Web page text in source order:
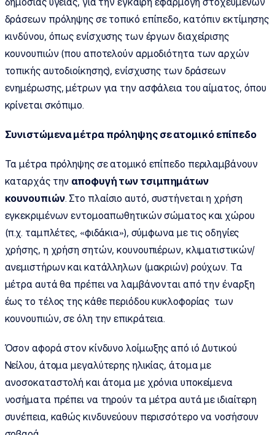
δημόσιας υγείας, για την έγκαιρη εφαρμογή στοχευμένων
δράσεων πρόληψης σε τοπικό επίπεδο, κατόπιν εκτίμησης
κινδύνου, όπως ενίσχυσης των έργων διαχείρισης
κουνουπιών (που αποτελούν αρμοδιότητα των αρχών
τοπικής αυτοδιοίκησης), ενίσχυσης των δράσεων
ενημέρωσης, μέτρων για την ασφάλεια του αίματος, όπου
κρίνεται σκόπιμο.
Συνιστώμενα μέτρα πρόληψης σε ατομικό επίπεδο
Τα μέτρα πρόληψης σε ατομικό επίπεδο περιλαμβάνουν
καταρχάς την αποφυγή των τσιμπημάτων
κουνουπιών. Στο πλαίσιο αυτό, συστήνεται η χρήση
εγκεκριμένων εντομοαπωθητικών σώματος και χώρου
(π.χ. ταμπλέτες, «φιδάκια»), σύμφωνα με τις οδηγίες
χρήσης, η χρήση σητών, κουνουπιέρων, κλιματιστικών/
ανεμιστήρων και κατάλληλων (μακριών) ρούχων. Τα
μέτρα αυτά θα πρέπει να λαμβάνονται από την έναρξη
έως το τέλος της κάθε περιόδου κυκλοφορίας των
κουνουπιών, σε όλη την επικράτεια.
Όσον αφορά στον κίνδυνο λοίμωξης από ιό Δυτικού
Νείλου, άτομα μεγαλύτερης ηλικίας, άτομα με
ανοσοκαταστολή και άτομα με χρόνια υποκείμενα
νοσήματα πρέπει να τηρούν τα μέτρα αυτά με ιδιαίτερη
συνέπεια, καθώς κινδυνεύουν περισσότερο να νοσήσουν